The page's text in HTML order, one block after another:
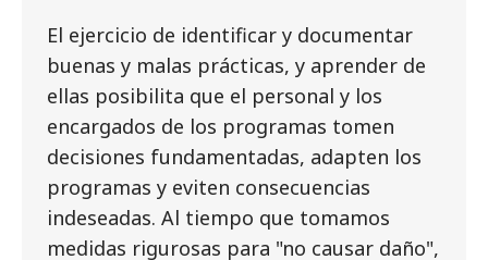
El ejercicio de identificar y documentar
buenas y malas prácticas, y aprender de
ellas posibilita que el personal y los
encargados de los programas tomen
decisiones fundamentadas, adapten los
programas y eviten consecuencias
indeseadas. Al tiempo que tomamos
medidas rigurosas para "no causar daño",